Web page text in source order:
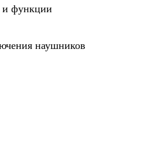
и функции
наушников